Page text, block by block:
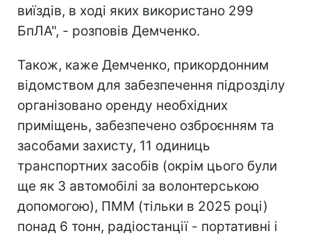
виїздів, в ході яких використано 299
БпЛА", - розповів Демченко.
Також, каже Демченко, прикордонним
відомством для забезпечення підрозділу
організовано оренду необхідних
приміщень, забезпечено озброєнням та
засобами захисту, 11 одиниць
транспортних засобів (окрім цього були
ще як 3 автомобілі за волонтерською
допомогою), ПММ (тільки в 2025 році)
понад 6 тонн, радіостанції - портативні і